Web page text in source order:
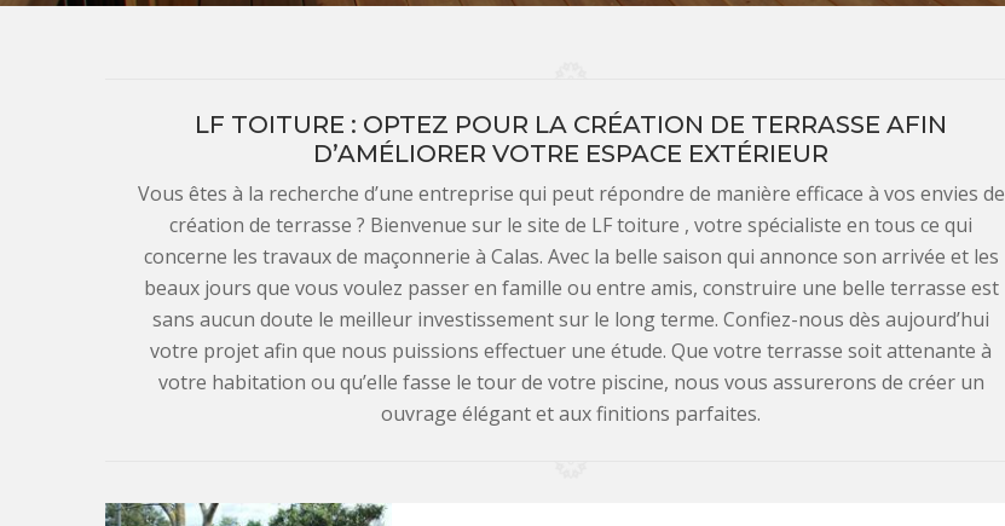
LF TOITURE : OPTEZ POUR LA CRÉATION DE TERRASSE AFIN
D’AMÉLIORER VOTRE ESPACE EXTÉRIEUR
Vous êtes à la recherche d’une entreprise qui peut répondre de manière efficace à vos envies de
création de terrasse ? Bienvenue sur le site de LF toiture , votre spécialiste en tous ce qui
concerne les travaux de maçonnerie à Calas. Avec la belle saison qui annonce son arrivée et les
beaux jours que vous voulez passer en famille ou entre amis, construire une belle terrasse est
sans aucun doute le meilleur investissement sur le long terme. Confiez-nous dès aujourd’hui
votre projet afin que nous puissions effectuer une étude. Que votre terrasse soit attenante à
votre habitation ou qu’elle fasse le tour de votre piscine, nous vous assurerons de créer un
ouvrage élégant et aux finitions parfaites.